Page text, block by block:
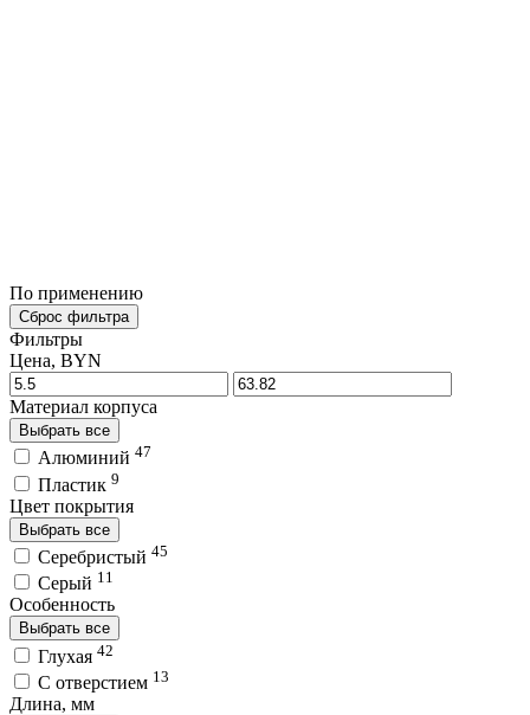
По применению
Сброс фильтра
Фильтры
Цена, BYN
Материал корпуса
Выбрать все
Алюминий 47
Пластик 9
Цвет покрытия
Выбрать все
Серебристый 45
Серый 11
Особенность
Выбрать все
Глухая 42
С отверстием 13
Длина, мм